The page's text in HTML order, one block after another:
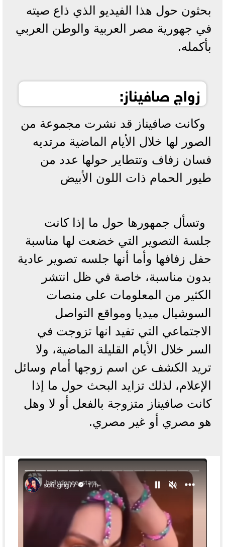
بحثون حول هذا الفيديو الذي ذاع صيته
في جهورية مصر العربية والوطن العربي
بأكمله.
زواج صافيناز:
وكانت صافيناز قد نشرت مجموعة من
الصور لها خلال الأيام الماضية مرتديه
فسان زفاف وتتطاير حولها عدد من
طيور الحمام ذات اللون الأبيض
وتسأل جمهورها حول ما إذا كانت
جلسة التصوير التي خضعت لها مناسبة
حفل زفافها وأما أنها جلسه تصوير عادية
بدون مناسبة، خاصة في ظل انتشر
الكثير من المعلومات على منصات
السوشيال ميديا ومواقع التواصل
الاجتماعي التي تفيد انها تزوجت في
السر خلال الأيام القليلة الماضية، ولا
تريد الكشف عن اسم زوجها أمام وسائل
الإعلام، لذلك تزايد البحث حول ما إذا
كانت صافيناز متزوجة بالفعل أو لا وهل
هو مصري أو غير مصري.